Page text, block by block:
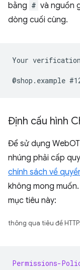
bằng # và nguồn
dòng cuối cùng.
Your
Định cấu hình
Để sử dụng
nhúng phải cấp
chính sách về
không mong
mục tiêu này:
thông qua tiêu đề HTTP:
Permissions-